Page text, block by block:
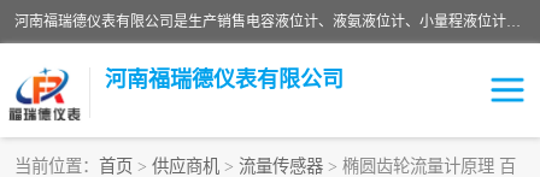
河南福瑞德仪表有限公司是生产销售电容液位计、液氨液位计、小量程液位计定制、智能锅炉水位计、液氮液位计等；并在产品开发、研制的过程中，吸取国内外仪器仪表的技术精华，建立了一支高、精、尖的科研开发队伍，使产品性能不断升级。
河南福瑞德仪表有限公司
当前位置： 首页 > 供应商机 > 流量传感器 > 椭圆齿轮流量计原理 百